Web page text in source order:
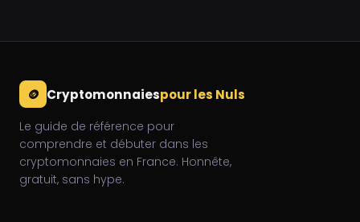
🪙 Cryptomonnaiespour les Nuls
Le guide de référence pour
comprendre et débuter dans les
cryptomonnaies en France. Honnête,
gratuit, sans hype.